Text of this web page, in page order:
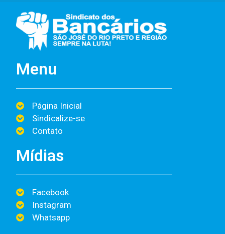
Menu
Página Inicial
Sindicalize-se
Contato
Mídias
Facebook
Instagram
Whatsapp